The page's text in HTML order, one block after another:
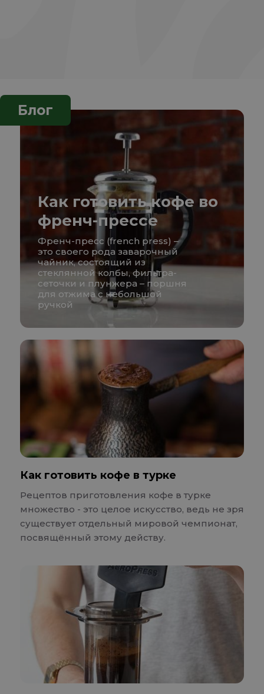
Блог
Как готовить кофе во
френч-прессе
Френч-пресс (french press) –
это своего рода заварочный
чайник, состоящий из
стеклянной колбы, фильтра-
сеточки и плунжера – поршня
для отжима с небольшой
ручкой
Как готовить кофе в турке
Рецептов приготовления кофе в турке
множество - это целое искусство, ведь не зря
существует отдельный мировой чемпионат,
посвящённый этому действу.